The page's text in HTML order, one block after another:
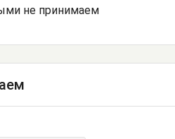
не принимаем